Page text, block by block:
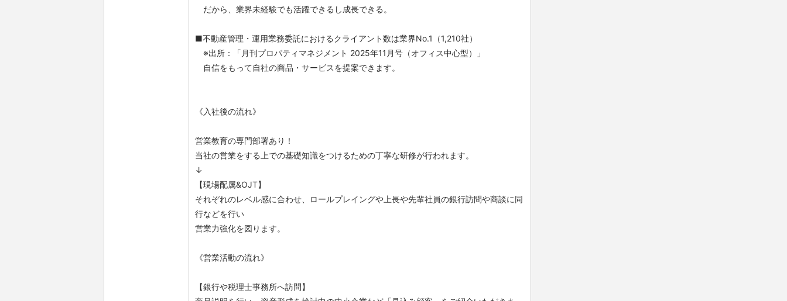
だから、業界未経験でも活躍できるし成長できる。
■不動産管理・運用業務委託におけるクライアント数は業界No.1（1,210社）
※出所：「月刊プロパティマネジメント 2025年11月号（オフィス中心型）」
自信をもって自社の商品・サービスを提案できます。
《入社後の流れ》
営業教育の専門部署あり！
当社の営業をする上での基礎知識をつけるための丁寧な研修が行われます。
↓
【現場配属&OJT】
それぞれのレベル感に合わせ、ロールプレイングや上長や先輩社員の銀行訪問や商談に同
行などを行い
営業力強化を図ります。
《営業活動の流れ》
【銀行や税理士事務所へ訪問】